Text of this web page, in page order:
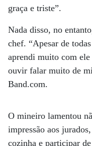
graça e triste”.
Nada disso, no
chef. “Apesar de
aprendi muito com
ouvir falar muito de
Band.com.
O mineiro lamentou
impressão aos
cozinha e participar